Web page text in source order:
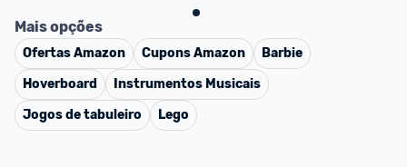
Mais opções
OfertasAmazon CuponsAmazon
Barbie
Hoverboard
Instrumentos Musicais
Jogos de tabuleiro
Lego